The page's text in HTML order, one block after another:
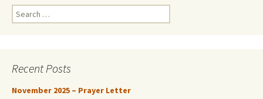
Search
for:
Recent Posts
November 2025 – Prayer Letter